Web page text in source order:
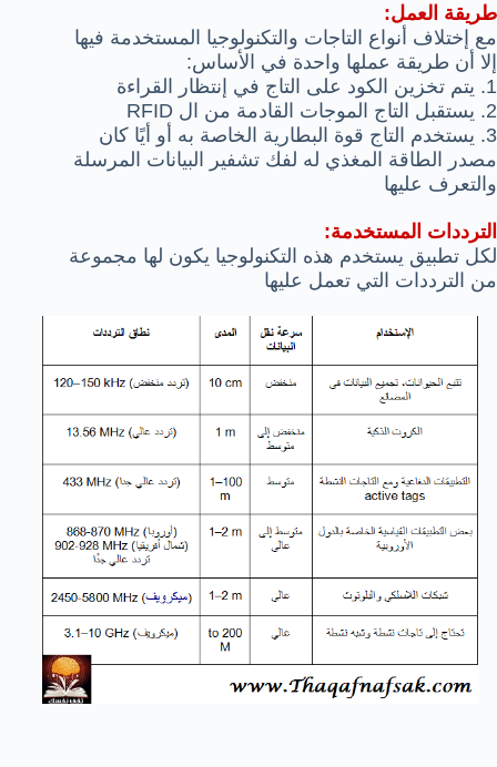
طريقة العمل:
مع إختلاف أنواع التاجات والتكنولوجيا المستخدمة فيها
إلا أن طريقة عملها واحدة في الأساس:
1. يتم تخزين الكود على التاج في إنتظار القراءة
2. يستقبل التاج الموجات القادمة من ال RFID
3. يستخدم التاج قوة البطارية الخاصة به أو أيًا كان
مصدر الطاقة المغذي له لفك تشفير البيانات المرسلة
والتعرف عليها
الترددات المستخدمة:
لكل تطبيق يستخدم هذه التكنولوجيا يكون لها مجموعة
من الترددات التي تعمل عليها